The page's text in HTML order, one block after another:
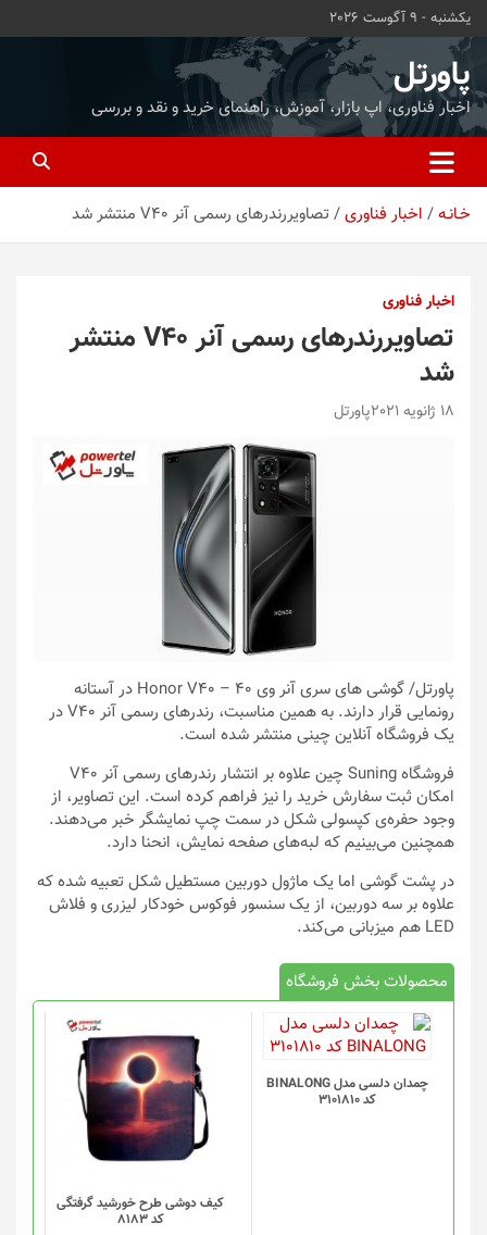
محتوا
بروید
یکشنبه - 9 آگوست 2026
پاورتل
اخبار فناوری، اپ بازار، آموزش، راهنمای خرید و نقد و بررسی
خـانـه اخبار فناوری تصاویررندرهای رسمی آنر V40 منتشر شد
اخبار فناوری
تصاویررندرهای رسمی آنر V40 منتشر
شد
18 ژانویه 2021 پاورتل
پاورتل
/ گوشی های سری آنر وی ۴۰ – Honor V40 در آستانه
رونمایی قرار دارند. به همین مناسبت، رندرهای رسمی آنر V40 در
یک فروشگاه آنلاین چینی منتشر شده است.
فروشگاه Suning چین علاوه بر انتشار رندرهای رسمی آنر V40
امکان ثبت سفارش خرید را نیز فراهم کرده است. این تصاویر، از
وجود حفره‌ی کپسولی شکل در سمت چپ نمایشگر خبر می‌دهند.
همچنین می‌بینیم که لبه‌های صفحه نمایش، انحنا دارد.
در پشت گوشی اما یک ماژول دوربین مستطیل شکل تعبیه شده که
علاوه بر سه دوربین، از یک سنسور فوکوس خودکار لیزری و فلاش
LED هم میزبانی می‌کند.
محصولات بخش فروشگاه
چمدان دلسی مدل BINALONG
کد 3101810
کیف دوشی طرح خورشید گرفتگی
کد 8183